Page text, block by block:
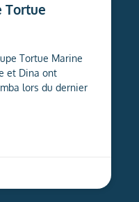
Tortue
Tortue Marine
et Dina ont
lors du dernier